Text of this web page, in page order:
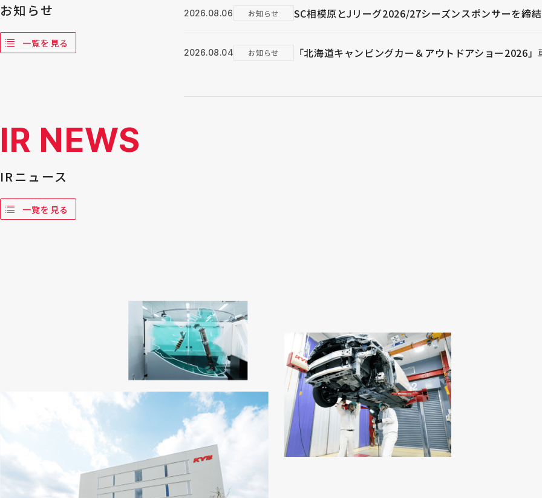
お知らせ
一覧を見る
2026.08.06 お知らせ SC相模原とJリーグ2026/27シーズンスポンサーを締結
2026.08.04 お知らせ 「北海道キャンピングカー＆アウトドアショー2026
IR NEWS
IRニュース
一覧を見る